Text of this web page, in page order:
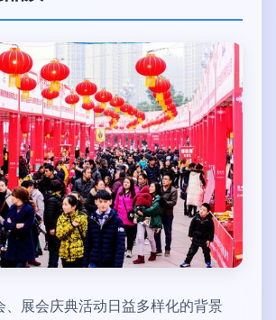
、展会庆典活动日益多样化的背景